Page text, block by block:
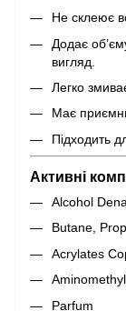
Не склеює
Додає
вигляд.
Легко
Має
Підходить
Активні
Alcohol
Butane,
Acrylates
Parfum